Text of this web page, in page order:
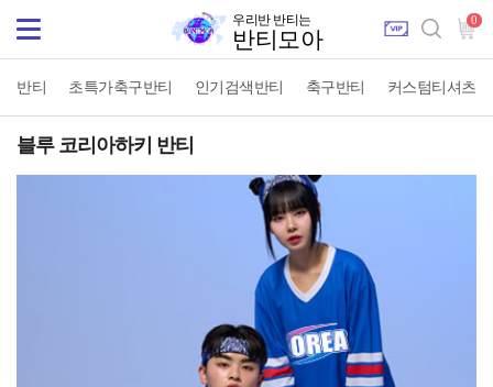
Toggle
navigation
0
우리반 반티는
반티모아
반티 초특가축구반티 인기검색반티 축구반티 커스텀티셔츠
블루 코리아하키 반티